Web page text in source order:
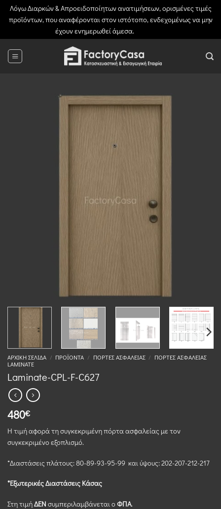
Λόγω Διαρκών & Απροειδοποίητων ανατιμήσεων, ορισμένες τιμές
προϊόντων, που αναφέρονται στον ιστότοπο, ενδεχομένως να μην
έχουν ενημερωθεί άμεσα.
ΑΡΧΙΚΉ ΣΕΛΊΔΑ / ΠΡΟΪΌΝΤΑ / ΠΌΡΤΕΣ ΑΣΦΑΛΕΊΑΣ / ΠΌΡΤΕΣ ΑΣΦΑΛΕΊΑΣ
LAMINATE
Laminate-CPL-F-C627
480€
Η τιμή αφορά τη συγκεκριμένη πόρτα ασφαλείας με τον
συγκεκριμένο εξοπλισμό.
*Διαστάσεις πλάτoυς: 80-89-93-95-99 και ύψους: 202-207-212-217
*Εξωτερικές Διαστάσεις Κάσας
Στη τιμήΔΕΝ συμπεριλαμβάνεται οΦΠΑ.